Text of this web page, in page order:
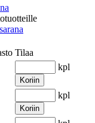
Tilaa
kpl
Koriin
kpl
Koriin